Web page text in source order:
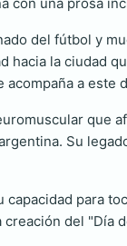
del fútbol y
la ciudad
a este
Su
para
del